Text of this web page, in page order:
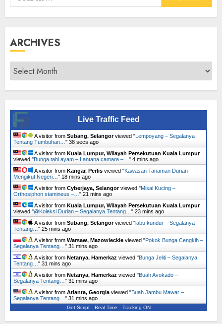
for:
ARCHIVES
Archives
Live Traffic Feed
A visitor from Subang, Selangorviewed "Lempoyang – Segalanya
Tentang Tumbuhan… " 39 secs ago
A visitor from Kuala Lumpur, Wilayah Persekutuan Kuala Lumpur
viewed "Bunga tahi ayam – Lantana camara –… " 4 mins ago
A visitor from Kangar, Perlis viewed "Kawasan Tanaman Durian
Mengikut Negeri… " 18 mins ago
A visitor from Cyberjaya, Selangorviewed "Misai Kucing –
Orthosiphon stamineus –… " 21 mins ago
A visitor from Kuala Lumpur, Wilayah Persekutuan Kuala Lumpur
viewed "@Koleksi Durian – Segalanya Tentang… " 23 mins ago
A visitor from Subang, Selangorviewed "labu kundur – Segalanya
Tentang… " 25 mins ago
A visitor from Warsaw, Mazowieckie viewed "Pokok Bunga Cengkih –
Segalanya Tentang… " 31 mins ago
A visitor from Netanya, Hamerkaz viewed "Bunga Jeliti – Segalanya
Tentang… " 31 mins ago
A visitor from Netanya, Hamerkaz viewed "Buah Avokado –
Segalanya Tentang… " 31 mins ago
A visitor from Atlanta, Georgia viewed "Buah Jambu Mawar –
Segalanya Tentang… " 31 mins ago
Get Script Real Time Tracking ON